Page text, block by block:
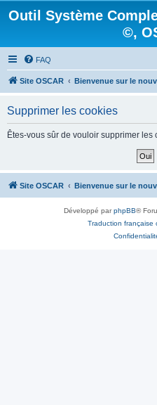
Outil Système
©,
FAQ
Site OSCAR Bienvenue sur le
Supprimer les cookies
Êtes-vous sûr de vouloir supprimer les
Site OSCAR Bienvenue sur le
Développé parphpBB®
Traduction française